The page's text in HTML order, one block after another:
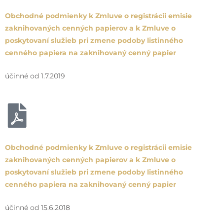
Obchodné podmienky k Zmluve o registrácii emisie
zaknihovaných cenných papierov a k Zmluve o
poskytovaní služieb pri zmene podoby listinného
cenného papiera na zaknihovaný cenný papier
účinné od 1.7.2019
Obchodné podmienky k Zmluve o registrácii emisie
zaknihovaných cenných papierov a k Zmluve o
poskytovaní služieb pri zmene podoby listinného
cenného papiera na zaknihovaný cenný papier
účinné od 15.6.2018